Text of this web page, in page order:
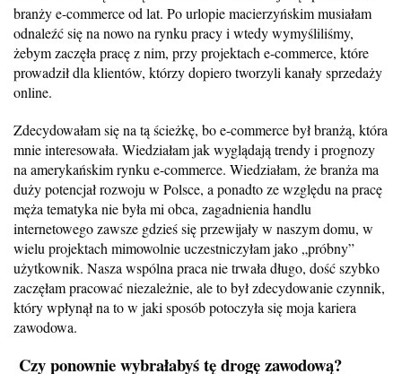
branży e-commerce od lat. Po urlopie macierzyńskim musiałam
odnaleźć się na nowo na rynku pracy i wtedy wymyśliliśmy,
żebym zaczęła pracę z nim, przy projektach e-commerce, które
prowadził dla klientów, którzy dopiero tworzyli kanały sprzedaży
online.
Zdecydowałam się na tą ścieżkę, bo e-commerce był branżą, która
mnie interesowała. Wiedziałam jak wyglądają trendy i prognozy
na amerykańskim rynku e-commerce. Wiedziałam, że branża ma
duży potencjał rozwoju w Polsce, a ponadto ze względu na pracę
męża tematyka nie była mi obca, zagadnienia handlu
internetowego zawsze gdzieś się przewijały w naszym domu, w
wielu projektach mimowolnie uczestniczyłam jako „próbny”
użytkownik. Nasza wspólna praca nie trwała długo, dość szybko
zaczęłam pracować niezależnie, ale to był zdecydowanie czynnik,
który wpłynął na to w jaki sposób potoczyła się moja kariera
zawodowa.
Czy ponownie wybrałabyś tę drogę zawodową?